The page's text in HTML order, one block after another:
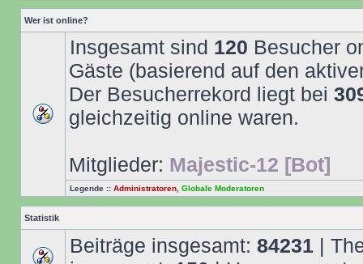
Wer ist online?
Insgesamt sind 120 Besucher
Gäste (basierend auf den
Der Besucherrekord liegt bei
gleichzeitig online waren.
Mitglieder: Majestic-12 [Bot]
Legende :: Administratoren Globale Moderatoren
Statistik
Beiträge insgesamt: 84231 |